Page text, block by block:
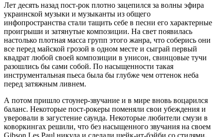
Лет десять назад пост-рок плотно зацепился за волны эфира
украинской музыки и музыканты из общего
инфопространства стали тащить себе в песни его характерные
проигрыши и затянутые композиции. На свет появилась
настолько плотная масса групп этого жанра, что соберись они
все перед майской грозой в одном месте и сыграй первый
квадрат любой своей композиции в унисон, свинцовые тучи
разошлись бы сами собой. По насыщенности такая
инструментальная пьеса была бы глубже чем оттенок неба
перед затяжным ливнем.
А потом пришло стоунер-звучание и в мире вновь воцарился
баланс. Некоторые пост-рокеры поменяли свои убеждения и
уверовали в загустение саунда. Некоторые любители смузи в
коворкингах решили, что без насыщенного звучания на своем
Gibson Les Paul никуда и сделали шейк-ит-бэйби со стилями.